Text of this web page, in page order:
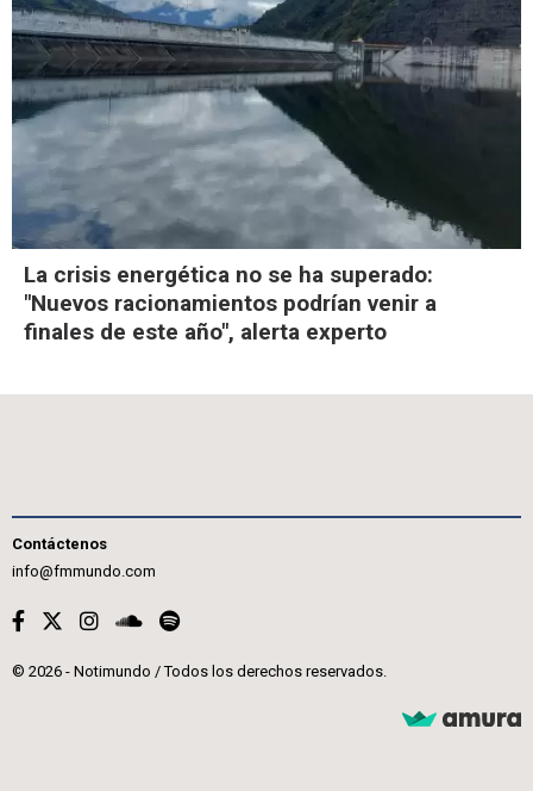
La crisis energética no se ha superado:
"Nuevos racionamientos podrían venir a
finales de este año", alerta experto
Contáctenos
info@fmmundo.com
© 2026 - Notimundo / Todos los derechos reservados.